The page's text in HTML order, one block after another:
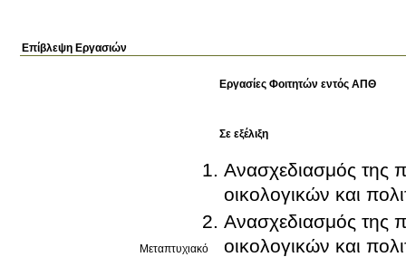
Επίβλεψη Εργασιών
Εργασίες Φοιτητών εντός ΑΠΘ
Σε εξέλιξη
Μεταπτυχιακό
Ανασχεδιασμός της
οικολογικών και
Ανασχεδιασμός της
οικολογικών και